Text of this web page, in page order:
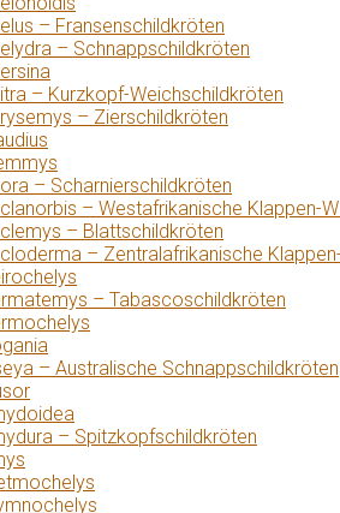
– Fransenschildkröten
– Schnappschildkröten
– Kurzkopf-Weichschildkröten
– Zierschildkröten
– Scharnierschildkröten
– Westafrikanische Klappen-
– Blattschildkröten
– Zentralafrikanische
– Tabascoschildkröten
– Australische Schnappschildkröten
– Spitzkopfschildkröten